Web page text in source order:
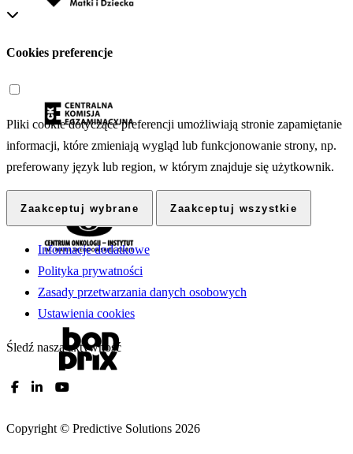
Cookies preferencje
Pliki cookie dotyczące preferencji umożliwiają stronie zapamiętanie
informacji, które zmieniają wygląd lub funkcjonowanie strony, np.
preferowany język lub region, w którym znajduje się użytkownik.
Zaakceptuj wybrane Zaakceptuj wszystkie
Informacje dodatkowe
Polityka prywatności
Zasady przetwarzania danych osobowych
Ustawienia cookies
Śledź naszą aktywność
Copyright © Predictive Solutions 2026